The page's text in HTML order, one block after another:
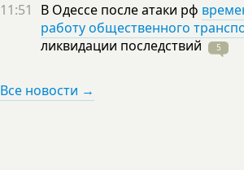
11:51 В Одессе после атаки рф
работу общественного
ликвидации последствий 5
Все новости →